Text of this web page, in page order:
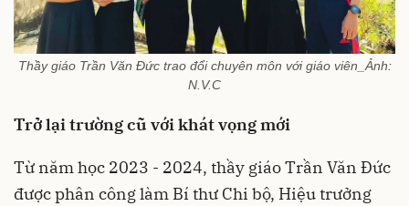
Thầy giáo Trần Văn Đức trao đổi chuyên môn với giáo viên_Ảnh:
N.V.C
Trở lại trường cũ với khát vọng mới
Từ năm học 2023 - 2024, thầy giáo Trần Văn Đức
được phân công làm Bí thư Chi bộ, Hiệu trưởng